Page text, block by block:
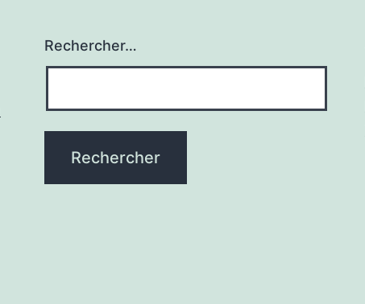
Rechercher…